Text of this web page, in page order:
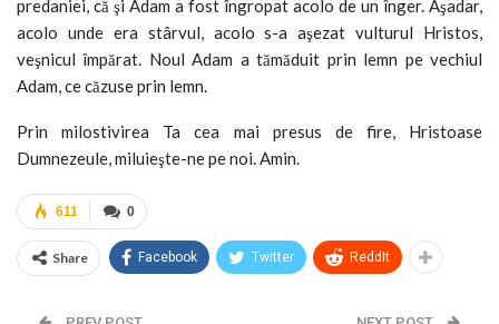
predaniei, că şi Adam a fost îngropat acolo de un înger. Aşadar,
acolo unde era stârvul, acolo s-a aşezat vulturul Hristos,
veşnicul împărat. Noul Adam a tămăduit prin lemn pe vechiul
Adam, ce căzuse prin lemn.
Prin milostivirea Ta cea mai presus de fire, Hristoase
Dumnezeule, miluieşte-ne pe noi. Amin.
0
611
Share Facebook Twitter ReddIt